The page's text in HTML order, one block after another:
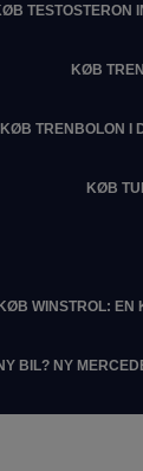
TESTOSTERON
KØB
KØB TRENBOLON I
KØB
WINSTROL: EN
BIL? NY